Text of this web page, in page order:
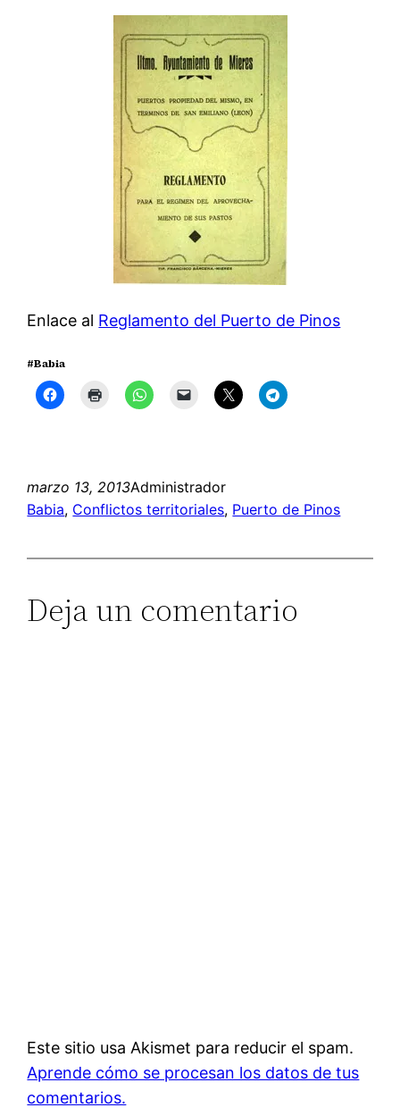
Enlace al Reglamento del Puerto de Pinos
#Babia
marzo 13, 2013Administrador
Babia, Conflictos territoriales, Puerto de Pinos
Deja un comentario
Este sitio usa Akismet para reducir el spam.
Aprende cómo se procesan los datos de tus
comentarios.